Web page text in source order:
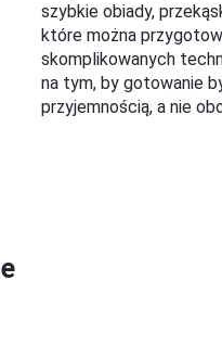
szybkie obiady,
które można
skomplikowanych
na tym, by gotowanie
przyjemnością, a nie